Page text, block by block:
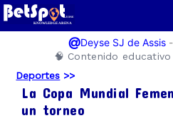
@Deyse SJ de Assis-
🧠 Contenido
Deportes >>
La Copa Mundial
un torneo